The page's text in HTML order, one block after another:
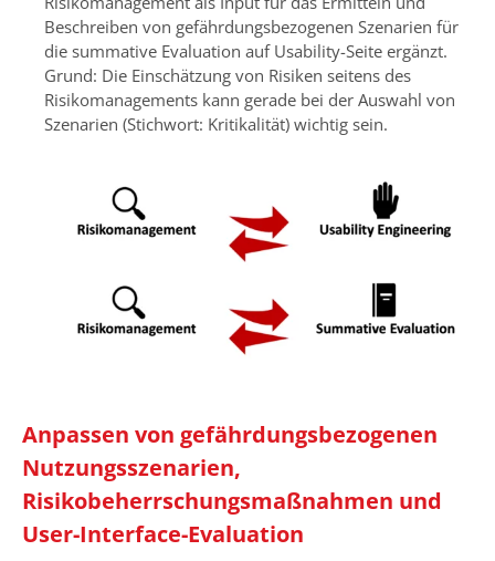
Beschreiben von gefährdungsbezogenen Szenarien für
die summative Evaluation auf Usability-Seite ergänzt.
Grund: Die Einschätzung von Risiken seitens des
Risikomanagements kann gerade bei der Auswahl von
Szenarien (Stichwort: Kritikalität) wichtig sein.
Anpassen von gefährdungsbezogenen
Nutzungsszenarien,
Risikobeherrschungsmaßnahmen und
User-Interface-Evaluation